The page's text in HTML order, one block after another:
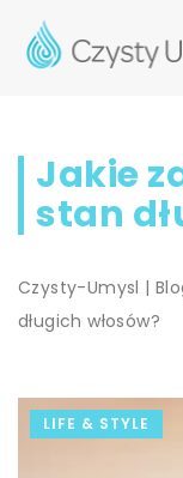
Jakie
stan
Czysty-Umysl |
długich włosów?
LIFE & STYLE